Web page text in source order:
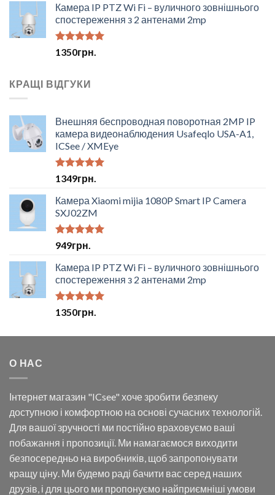
Камера IP PTZ Wi Fi – вуличного зовнішнього
спостереження з 2 антенами 2mp
Оцінено в
з 5
1350грн.
КРАЩІ ВІДГУКИ
Внешняя беспроводная поворотная 2MP IP
камера видеонаблюдения Usafeqlo USA-A1,
ICSee / XMEye
Оцінено в
з 5
1349грн.
Камера Xiaomi mijia 1080P Smart IP Camera
SXJ02ZM
Оцінено в
з 5
949грн.
Камера IP PTZ Wi Fi – вуличного зовнішнього
спостереження з 2 антенами 2mp
Оцінено в
з 5
1350грн.
О НАС
Інтернет магазин "ICsee" хоче зробити безпеку
доступною і комфортною на основі сучасних технологій.
Для вашої зручності ми постійно враховуємо ваші
побажання і пропозиції. Ми намагаємося виходити
безпосередньо на виробників, щоб запропонувати
кращу ціну. Ми будемо раді бачити вас серед наших
друзів, і для цього ми пропонуємо найприємніші умови